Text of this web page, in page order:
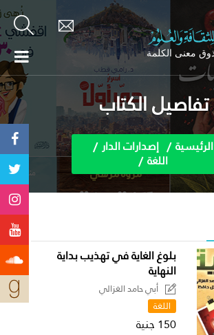
تفاصيل الكتاب
الرئيسية إصدارات الدار
اللغة
بلوغ الغاية في تهذيب بداية
النهاية
أبي حامد الغزالي
اللغة
150 جنية